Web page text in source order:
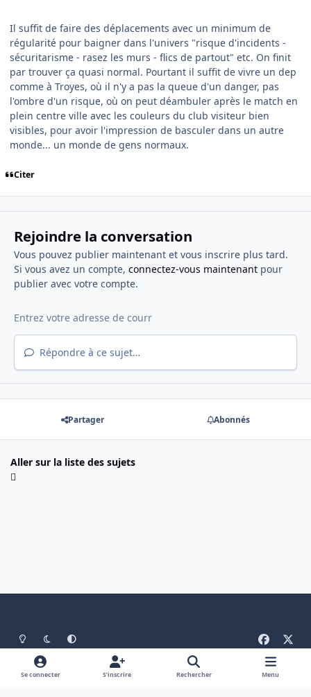
Il suffit de faire des déplacements avec un minimum de
régularité pour baigner dans l'univers "risque d'incidents -
sécuritarisme - rasez les murs - flics de partout" etc. On finit
par trouver ça quasi normal. Pourtant il suffit de vivre un dep
comme à Troyes, où il n'y a pas la queue d'un danger, pas
l'ombre d'un risque, où on peut déambuler après le match en
plein centre ville avec les couleurs du club visiteur bien
visibles, pour avoir l'impression de basculer dans un autre
monde... un monde de gens normaux.
Citer
Rejoindre la conversation
Vous pouvez publier maintenant et vous inscrire plus tard.
Si vous avez un compte, connectez-vous maintenantpour
publier avec votre compte.
Répondre à ce sujet…
Partager Abonnés
Aller sur la liste des sujets
Light ModeMode sombreSystem Preference
a
Langue Politique de confidentialité
Nous contacter
Se connecter S’inscrire Rechercher Menu